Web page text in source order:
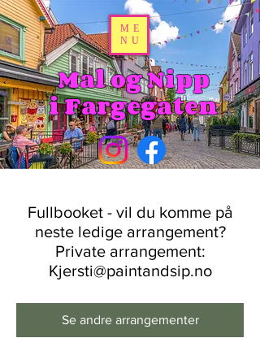
ME
NU
Mal og Nipp
i Fargegaten
Fullbooket - vil du komme på
neste ledige arrangement?
Private arrangement:
Kjersti@paintandsip.no
Se andre arrangementer